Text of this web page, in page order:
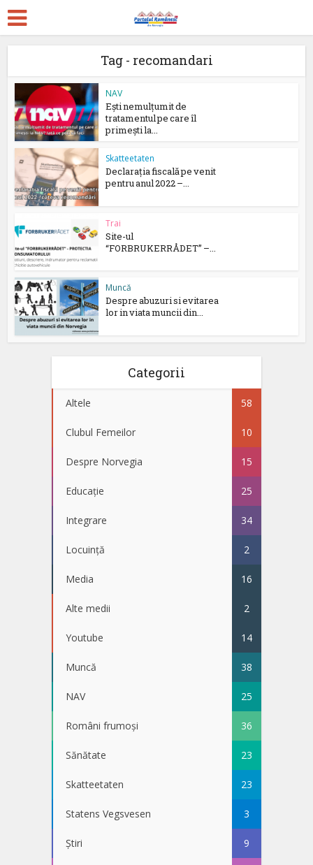
Tag - recomandari
NAV
Ești nemulțumit de
tratamentul pe care îl
primești la...
Skatteetaten
Declarația fiscală pe venit
pentru anul 2022 –...
Trai
Site-ul
“FORBRUKERRÅDET” –...
Muncă
Despre abuzuri si evitarea
lor in viata muncii din...
Categorii
Altele 58
Clubul Femeilor 10
Despre Norvegia 15
Educație 25
Integrare 34
Locuință 2
Media 16
Alte medii 2
Youtube 14
Muncă 38
NAV 25
Români frumoși 36
Sănătate 23
Skatteetaten 23
Statens Vegsvesen 3
Știri 9